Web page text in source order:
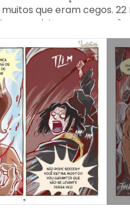
que eram cegos. 22
e ouvistes: os cegos
são ressuscitados e
não se escandalizar por